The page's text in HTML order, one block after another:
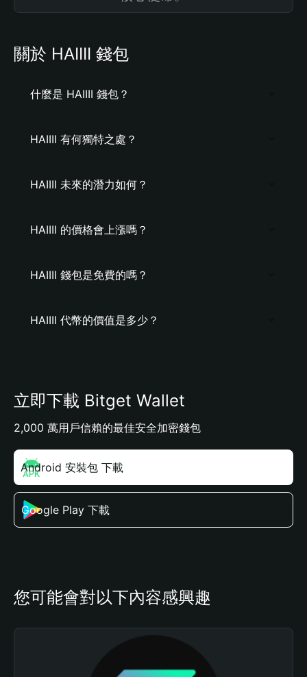
關於 HAIIII 錢包
什麼是 HAIIII 錢包？
HAIIII 有何獨特之處？
HAIIII 未來的潛力如何？
HAIIII 的價格會上漲嗎？
HAIIII 錢包是免費的嗎？
HAIIII 代幣的價值是多少？
立即下載 Bitget Wallet
2,000 萬用戶信賴的最佳安全加密錢包
Android 安裝包 下載
Google Play 下載
您可能會對以下內容感興趣